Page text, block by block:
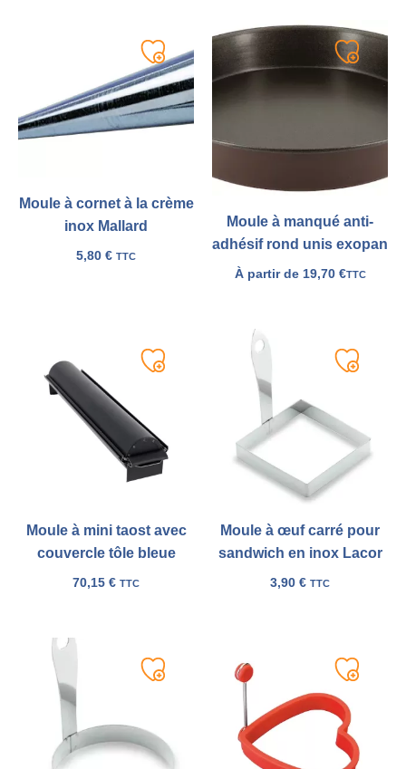
Moule à cornet à la crème
inox Mallard
5,80 € TTC
Ajouter
à
ma
liste
Moule à manqué anti-
adhésif rond unis exopan
À partir de 19,70 €TTC
Ajouter
à
Moule à mini taost avec
couvercle tôle bleue
70,15 € TTC
Ajouter
Moule à œuf carré pour
sandwich en inox Lacor
3,90 € TTC
Ajouter
Ajouter
Ajouter
ma
liste